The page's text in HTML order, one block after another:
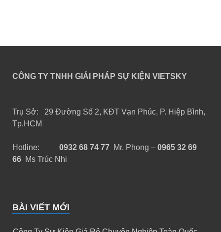
CÔNG TY TNHH GIẢI PHÁP SỰ KIỆN VIETSKY
Trụ Sở: 29 Đường Số 2, KĐT Vạn Phúc, P. Hiệp Bình,
Tp.HCM
Hotline: 0932 68 74 77 Mr. Phong – 0965 32 69
66 Ms Trúc Nhi
BÀI VIẾT MỚI